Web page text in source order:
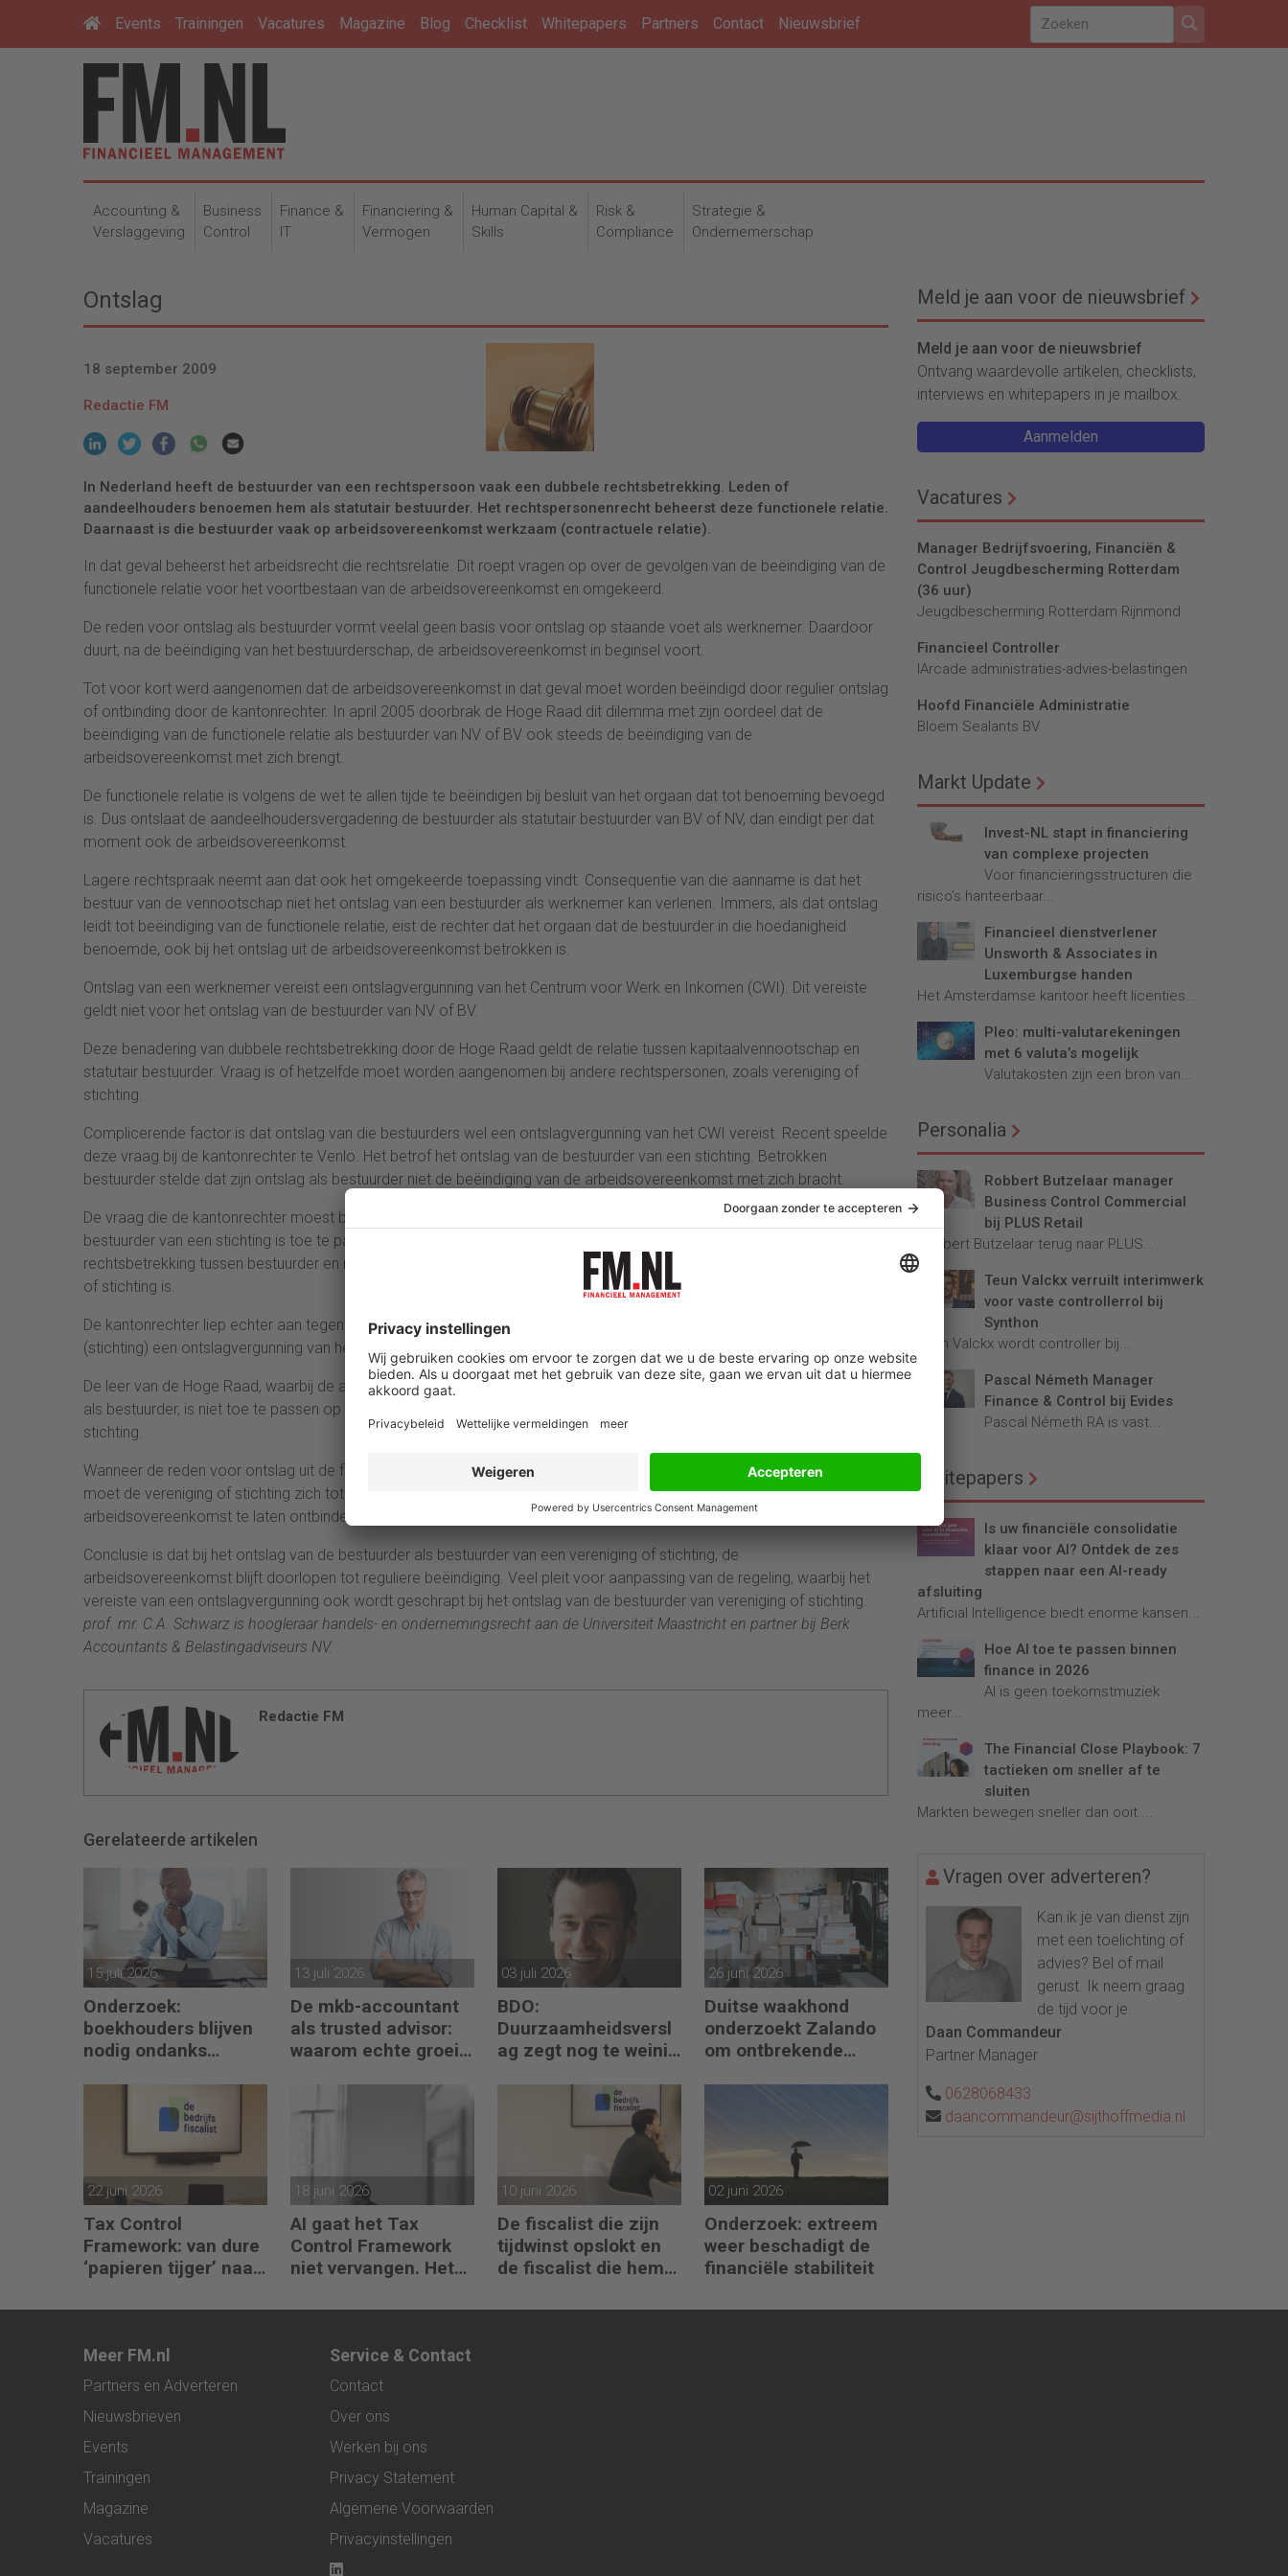
Events Trainingen Vacatures Magazine Blog Checklist Whitepapers Partners Contact Nieuwsbrief
Accounting &
Verslaggeving
Business
Control
Finance &
IT
Financiering &
Vermogen
Human Capital &
Skills
Risk &
Compliance
Strategie &
Ondernemerschap
Ontslag
18 september 2009
Redactie FM
In Nederland heeft de bestuurder van een rechtspersoon vaak een dubbele rechtsbetrekking. Leden of
aandeelhouders benoemen hem als statutair bestuurder. Het rechtspersonenrecht beheerst deze functionele relatie.
Daarnaast is die bestuurder vaak op arbeidsovereenkomst werkzaam (contractuele relatie).
In dat geval beheerst het arbeidsrecht die rechtsrelatie. Dit roept vragen op over de gevolgen van de beëindiging van de
functionele relatie voor het voortbestaan van de arbeidsovereenkomst en omgekeerd.
De reden voor ontslag als bestuurder vormt veelal geen basis voor ontslag op staande voet als werknemer. Daardoor
duurt, na de beëindiging van het bestuurderschap, de arbeidsovereenkomst in beginsel voort.
Tot voor kort werd aangenomen dat de arbeidsovereenkomst in dat geval moet worden beëindigd door regulier ontslag
of ontbinding door de kantonrechter. In april 2005 doorbrak de Hoge Raad dit dilemma met zijn oordeel dat de
beëindiging van de functionele relatie als bestuurder van NV of BV ook steeds de beëindiging van de
arbeidsovereenkomst met zich brengt.
De functionele relatie is volgens de wet te allen tijde te beëindigen bij besluit van het orgaan dat tot benoeming bevoegd
is. Dus ontslaat de aandeelhoudersvergadering de bestuurder als statutair bestuurder van BV of NV, dan eindigt per dat
moment ook de arbeidsovereenkomst.
Lagere rechtspraak neemt aan dat ook het omgekeerde toepassing vindt. Consequentie van die aanname is dat het
bestuur van de vennootschap niet het ontslag van een bestuurder als werknemer kan verlenen. Immers, als dat ontslag
leidt tot beëindiging van de functionele relatie, eist de rechter dat het orgaan dat de bestuurder in die hoedanigheid
benoemde, ook bij het ontslag uit de arbeidsovereenkomst betrokken is.
Ontslag van een werknemer vereist een ontslagvergunning van het Centrum voor Werk en Inkomen (CWI). Dit vereiste
geldt niet voor het ontslag van de bestuurder van NV of BV.
Deze benadering van dubbele rechtsbetrekking door de Hoge Raad geldt de relatie tussen kapitaalvennootschap en
statutair bestuurder. Vraag is of hetzelfde moet worden aangenomen bij andere rechtspersonen, zoals vereniging of
stichting.
Complicerende factor is dat ontslag van die bestuurders wel een ontslagvergunning van het CWI vereist. Recent speelde
deze vraag bij de kantonrechter te Venlo. Het betrof het ontslag van de bestuurder van een stichting. Betrokken
bestuurder stelde dat zijn ontslag als bestuurder niet de beëindiging van de arbeidsovereenkomst met zich bracht.
De vraag die de kantonrechter moest beantwoorden is of de leer van de Hoge Raad één op één op de positie van de
bestuurder van een stichting is toe te passen. Daar is veel voor te zeggen, omdat de aard van de dubbele
rechtsbetrekking tussen bestuurder en rechtspersoon niet verschilt wanneer die rechtspersoon een BV of een vereniging
of stichting is.
De kantonrechter liep echter aan tegen het probleem dat voor het ontslag uit de arbeidsverhouding de werkgever
(stichting) een ontslagvergunning van het CWI nodig heeft.
De leer van de Hoge Raad, waarbij de arbeidsovereenkomst eindigt op het moment van het ontslag van de bestuurder
als bestuurder, is niet toe te passen op de op arbeidsovereenkomst werkzame bestuurder van een vereniging of
stichting.
Wanneer de reden voor ontslag uit de functionele relatie niet tevens kwalificeert als reden voor ontslag op staande voet,
moet de vereniging of stichting zich tot het CWI wenden voor een ontslagvergunning. Mogelijk is ook de
arbeidsovereenkomst te laten ontbinden door de kantonrechter.
Conclusie is dat bij het ontslag van de bestuurder als bestuurder van een vereniging of stichting, de
arbeidsovereenkomst blijft doorlopen tot reguliere beëindiging. Veel pleit voor aanpassing van de regeling, waarbij het
vereiste van een ontslagvergunning ook wordt geschrapt bij het ontslag van de bestuurder van vereniging of stichting.
prof. mr. C.A. Schwarz is hoogleraar handels- en ondernemingsrecht aan de Universiteit Maastricht en partner bij Berk
Accountants & Belastingadviseurs NV.
Redactie FM
Gerelateerde artikelen
15 juli 2026
Onderzoek:
boekhouders blijven
nodig ondanks
13 juli 2026
De mkb-accountant
als trusted advisor:
waarom echte groei
03 juli 2026
BDO:
Duurzaamheidsversl
ag zegt nog te weinig
26 juni 2026
Duitse waakhond
onderzoekt Zalando
om ontbrekende
22 juni 2026
Tax Control
Framework: van dure
‘papieren tijger’ naar
18 juni 2026
AI gaat het Tax
Control Framework
niet vervangen. Het
kan doorvragen
belangrijker
10 juni 2026
De fiscalist die zijn
tijdwinst opslokt en
de fiscalist die hem
02 juni 2026
Onderzoek: extreem
weer beschadigt de
financiële stabiliteit
Meld je aan voor de nieuwsbrief
Meld je aan voor de nieuwsbrief
Ontvang waardevolle artikelen, checklists,
interviews en whitepapers in je mailbox.
Aanmelden
Vacatures
Manager Bedrijfsvoering, Financiën &
Control Jeugdbescherming Rotterdam
(36 uur)
Jeugdbescherming Rotterdam Rijnmond
Financieel Controller
lArcade administraties-advies-belastingen
Hoofd Financiële Administratie
Bloem Sealants BV
Markt Update
Invest-NL stapt in financiering
van complexe projecten
Voor financieringsstructuren die
risico’s hanteerbaar...
Financieel dienstverlener
Unsworth & Associates in
Luxemburgse handen
Het Amsterdamse kantoor heeft licenties...
Pleo: multi-valutarekeningen
met 6 valuta’s mogelijk
Valutakosten zijn een bron van...
Personalia
Robbert Butzelaar manager
Business Control Commercial
bij PLUS Retail
Robbert Butzelaar terug naar PLUS...
Teun Valckx verruilt interimwerk
voor vaste controllerrol bij
Synthon
Teun Valckx wordt controller bij...
Pascal Németh Manager
Finance & Control bij Evides
Pascal Németh RA is vast...
Whitepapers
Is uw financiële consolidatie
klaar voor AI? Ontdek de zes
stappen naar een AI-ready
afsluiting
Artificial Intelligence biedt enorme kansen...
Hoe AI toe te passen binnen
finance in 2026
AI is geen toekomstmuziek
meer...
The Financial Close Playbook: 7
tactieken om sneller af te
sluiten
Markten bewegen sneller dan ooit....
Vragen over adverteren?
Kan ik je van dienst zijn
met een toelichting of
advies? Bel of mail
gerust. Ik neem graag
de tijd voor je.
Daan Commandeur
Partner Manager
0628068433
daancommandeur@sijthoffmedia.nl
Meer FM.nl
Partners en Adverteren
Nieuwsbrieven
Events
Trainingen
Magazine
Vacatures
Service & Contact
Contact
Over ons
Werken bij ons
Privacy Statement
Algemene Voorwaarden
Privacyinstellingen